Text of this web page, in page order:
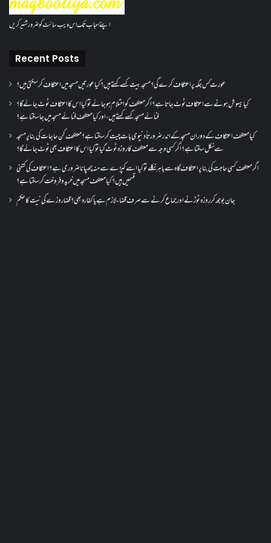
اپنے احباب تک اس ویب سائٹ کو ضرور شئیر کریں
Recent Posts
عورت کس جگہ پر اعتکاف کرے گی؟مسجد بیت کسے کہتے ہیں؟کیا عورتیں مسجد میں اعتکاف کر سکتی ہیں؟
کیا بیہوش ہونے سے اعتکاف ٹوٹ جاتا ہے؟ اگر معتکف کو احتلام ہو جائے تو کیا اس کا اعتکاف ٹوٹ جائے گا؟
فنائے مسجد کسے کہتے ہیں ، اور کیا معتکف فنائے مسجد میں جا سکتا ہے؟
کیا معتکف اعتکاف کے دوران مسجد کے اندر ضرورتاً دنیوی بات چیت کر سکتا ہے؟معتکف کن حاجات کی بنا پر مسجد
سے نکل سکتا ہے؟ اگر کسی وجہ سے معتکف کا روزہ ٹوٹ گیا تو کیا اس کا اعتکاف بھی ٹوٹ جائے گا؟
اگر معتکف کسی حاجت کی بنا پر اعتکاف گاہ سے باہر نکلے تو کیا اسے کپڑے سے منہ چھپانا ضروری ہے؟اعتکاف کی کتنی
قسمیں ہیں؟کیا معتکف مسجد میں خرید و فروخت کر سکتا ہے؟
جان بوجھ کر روزہ ٹوڑنے اور جماع کرنے سے صرف قضاء لازم ہے یا کفارہ بھی؟ قضا روزے کی نیت کا حکم